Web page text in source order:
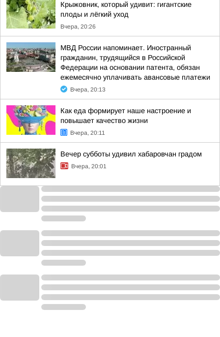
Крыжовник, который удивит: гигантские
плоды и лёгкий уход
Вчера, 20:26
МВД России напоминает. Иностранный
гражданин, трудящийся в Российской
Федерации на основании патента, обязан
ежемесячно уплачивать авансовые платежи
Вчера, 20:13
Как еда формирует наше настроение и
повышает качество жизни
Вчера, 20:11
Вечер субботы удивил хабаровчан градом
Вчера, 20:01